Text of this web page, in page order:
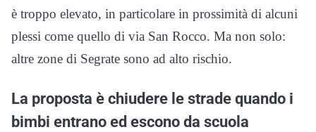
è troppo elevato, in particolare in prossimità di alcuni
plessi come quello di via San Rocco. Ma non solo:
altre zone di Segrate sono ad alto rischio.
La proposta è chiudere le strade quando i
bimbi entrano ed escono da scuola